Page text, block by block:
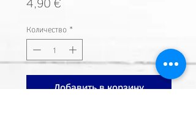
Количество *
Добавить в корзину